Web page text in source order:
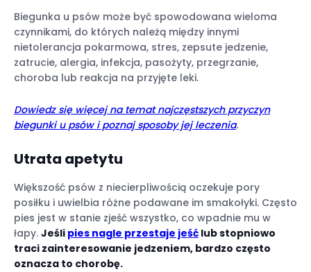
Biegunka u psów może być spowodowana wieloma
czynnikami, do których należą między innymi
nietolerancja pokarmowa, stres, zepsute jedzenie,
zatrucie, alergia, infekcja, pasożyty, przegrzanie,
choroba lub reakcja na przyjęte leki.
Dowiedz się więcej na temat najczęstszych przyczyn
biegunki u psów i poznaj sposoby jej leczenia.
Utrata apetytu
Większość psów z niecierpliwością oczekuje pory
posiłku i uwielbia różne podawane im smakołyki. Często
pies jest w stanie zjeść wszystko, co wpadnie mu w
łapy. Jeśli pies nagle przestaje jeść lub stopniowo
traci zainteresowanie jedzeniem, bardzo często
oznacza to chorobę.